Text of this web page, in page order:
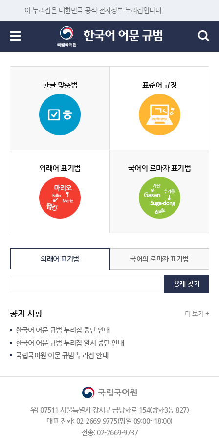
이 누리집은 대한민국 공식 전자정부 누리집입니다.
한글 맞춤법 표준어 규정
외래어 표기법 국어의 로마자 표기법
외래어 표기법 국어의 로마자 표기법
용례 찾기
공지 사항 더 보기 +
한국어 어문 규범 누리집 중단 안내
한국어 어문 규범 누리집 일시 중단 안내
국립국어원 어문 규범 누리집 안내
우) 07511 서울특별시 강서구 금낭화로 154(방화3동 827)
대표 전화: 02-2669-9775(평일 09:00~18:00)
전송: 02-2669-9737